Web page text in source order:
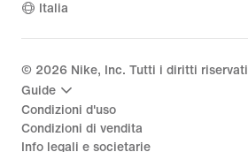
Italia
© 2026 Nike, Inc. Tutti i diritti riservati
Guide
Condizioni d'uso
Condizioni di vendita
Info legali e societarie